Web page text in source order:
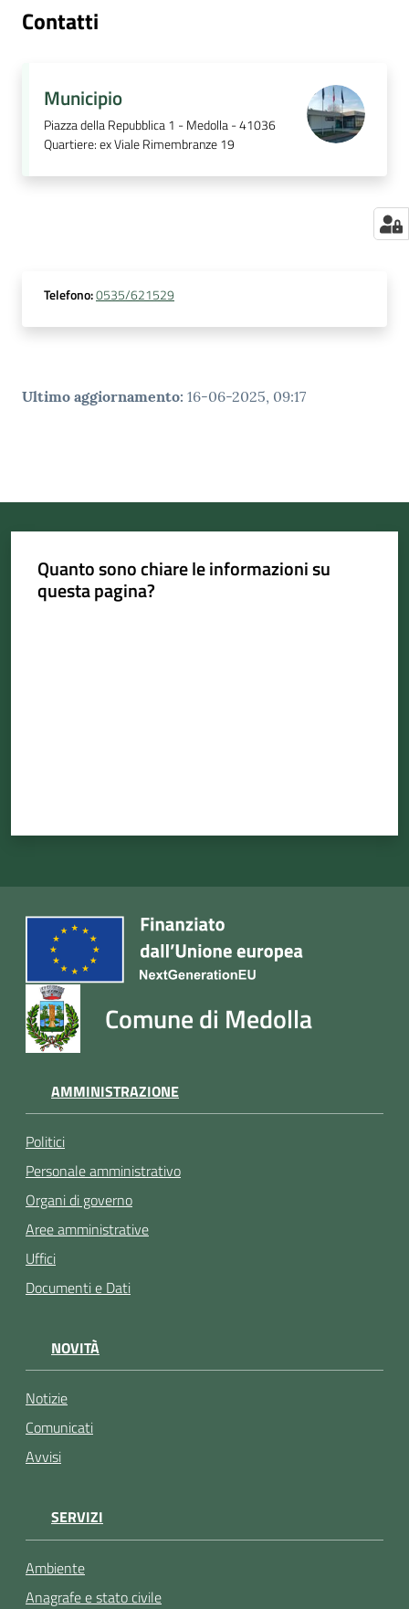
Contatti
Municipio
Piazza della Repubblica 1 - Medolla - 41036
Quartiere:ex Viale Rimembranze 19
Telefono:0535/621529
Ultimo aggiornamento: 16-06-2025, 09:17
Quanto sono chiare le informazioni su
questa pagina?
Comune di Medolla
AMMINISTRAZIONE
Politici
Personale amministrativo
Organi di governo
Aree amministrative
Uffici
Documenti e Dati
NOVITÀ
Notizie
Comunicati
Avvisi
SERVIZI
Ambiente
Anagrafe e stato civile